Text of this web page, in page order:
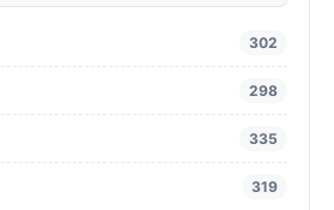
302
298
335
319